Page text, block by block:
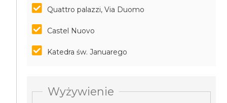
Quattro palazzi, Via Duomo
Castel Nuovo
Katedra św. Januarego
Wyżywienie